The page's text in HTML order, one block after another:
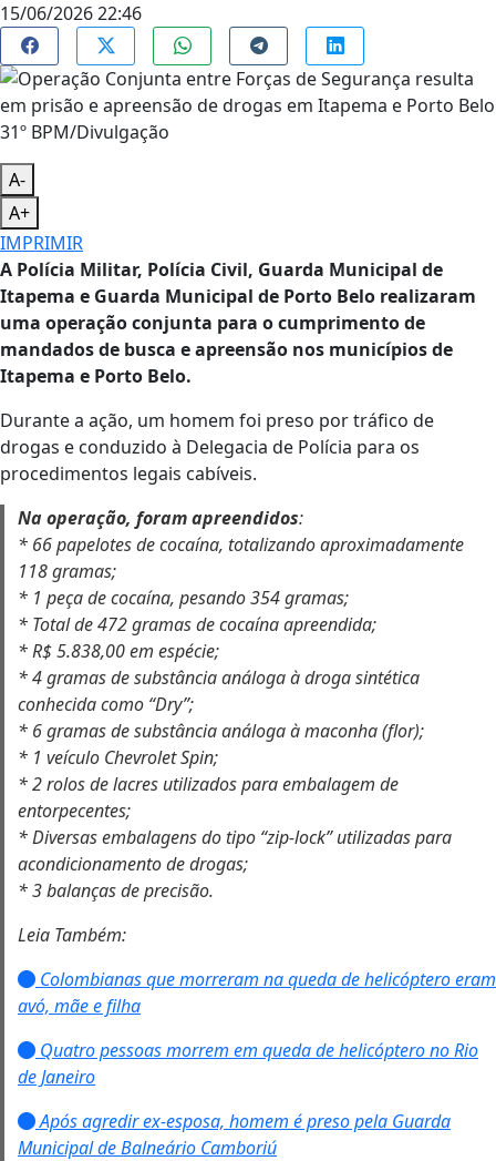
15/06/2026 22:46
31º BPM/Divulgação
A-
A+
IMPRIMIR
A Polícia Militar, Polícia Civil, Guarda Municipal de
Itapema e Guarda Municipal de Porto Belo realizaram
uma operação conjunta para o cumprimento de
mandados de busca e apreensão nos municípios de
Itapema e Porto Belo.
Durante a ação, um homem foi preso por tráfico de
drogas e conduzido à Delegacia de Polícia para os
procedimentos legais cabíveis.
Na operação, foram apreendidos:
* 66 papelotes de cocaína, totalizando aproximadamente
118 gramas;
* 1 peça de cocaína, pesando 354 gramas;
* Total de 472 gramas de cocaína apreendida;
* R$ 5.838,00 em espécie;
* 4 gramas de substância análoga à droga sintética
conhecida como “Dry”;
* 6 gramas de substância análoga à maconha (flor);
* 1 veículo Chevrolet Spin;
* 2 rolos de lacres utilizados para embalagem de
entorpecentes;
* Diversas embalagens do tipo “zip-lock” utilizadas para
acondicionamento de drogas;
* 3 balanças de precisão.
Leia Também:
Colombianas que morreram na queda de helicóptero eram
avó, mãe e filha
Quatro pessoas morrem em queda de helicóptero no Rio
de Janeiro
Após agredir ex-esposa, homem é preso pela Guarda
Municipal de Balneário Camboriú